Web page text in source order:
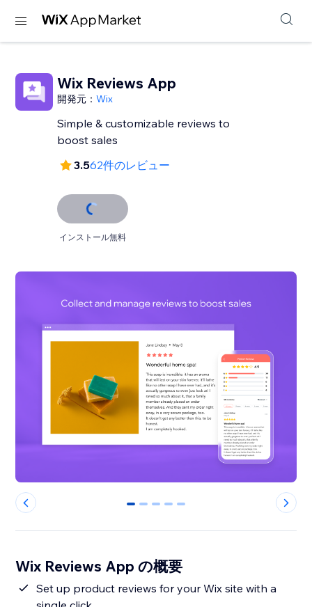
Wix Reviews App
開発元：Wix
Simple & customizable reviews to
3.562件のレビュー
インストール無料
0 1 2 3 4
Wix Reviews App の概要
Set up product reviews for your Wix site with a